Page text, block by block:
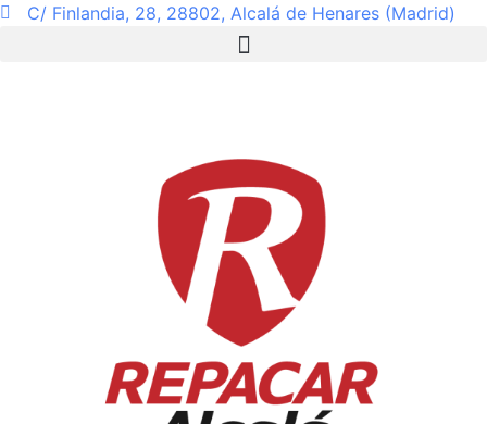
C/ Finlandia, 28, 28802, Alcalá de Henares (Madrid)